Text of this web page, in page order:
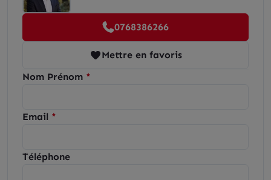
0768386266
Mettre en favoris
Nom Prénom
Email
Téléphone